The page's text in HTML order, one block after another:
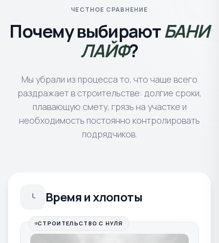
ЧЕСТНОЕ СРАВНЕНИЕ
Почему выбираютБАНИ
ЛАЙФ?
Мы убрали из процесса то, что чаще всего
раздражает в строительстве: долгие сроки,
плавающую смету, грязь на участке и
необходимость постоянно контролировать
подрядчиков.
Время и хлопоты
СТРОИТЕЛЬСТВО С НУЛЯ